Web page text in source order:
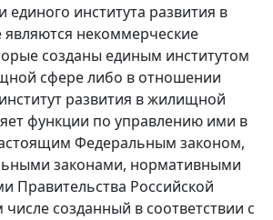
единого института развития в
некоммерческие
созданы единым институтом
сфере либо в отношении
развития в жилищной
функции по управлению ими в
Федеральным законом,
законами, нормативными
Правительства Российской
созданный в соответствии с